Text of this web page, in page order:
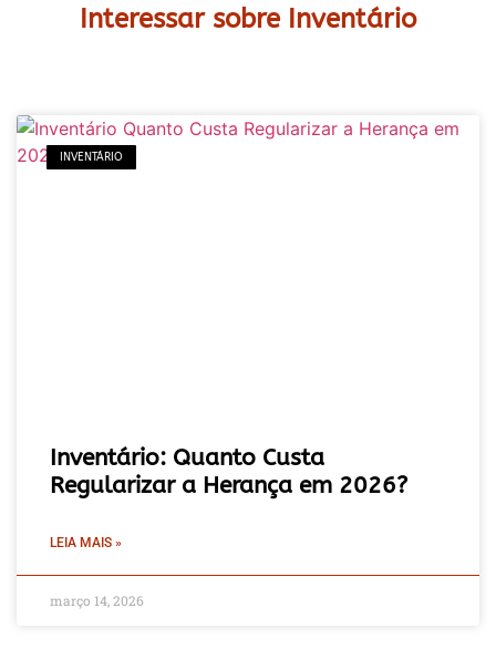
Interessar sobre Inventário
INVENTÁRIO
Inventário: Quanto Custa
Regularizar a Herança em 2026?
LEIA MAIS »
março 14, 2026